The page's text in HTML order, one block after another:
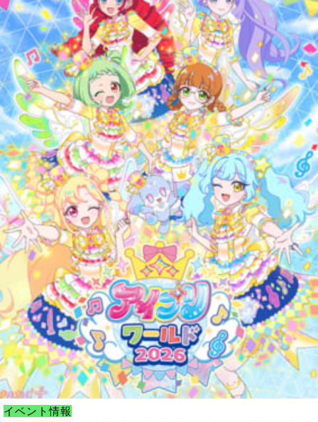
イベント情報